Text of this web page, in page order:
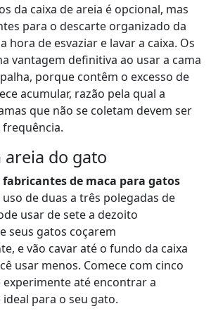
da caixa de areia é opcional, mas
para o descarte organizado da
hora de esvaziar e lavar a caixa. Os
vantagem definitiva ao usar a cama
porque contêm o excesso de
acumular, razão pela qual a
que não se coletam devem ser
areia do gato
fabricantes de maca para gatos
uso de duas a três polegadas de
usar de sete a dezoito
seus gatos coçarem
e vão cavar até o fundo da caixa
usar menos. Comece com cinco
até encontrar a
para o seu gato.